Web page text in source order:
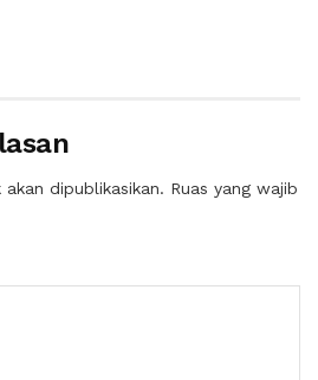
dipublikasikan. Ruas yang wajib